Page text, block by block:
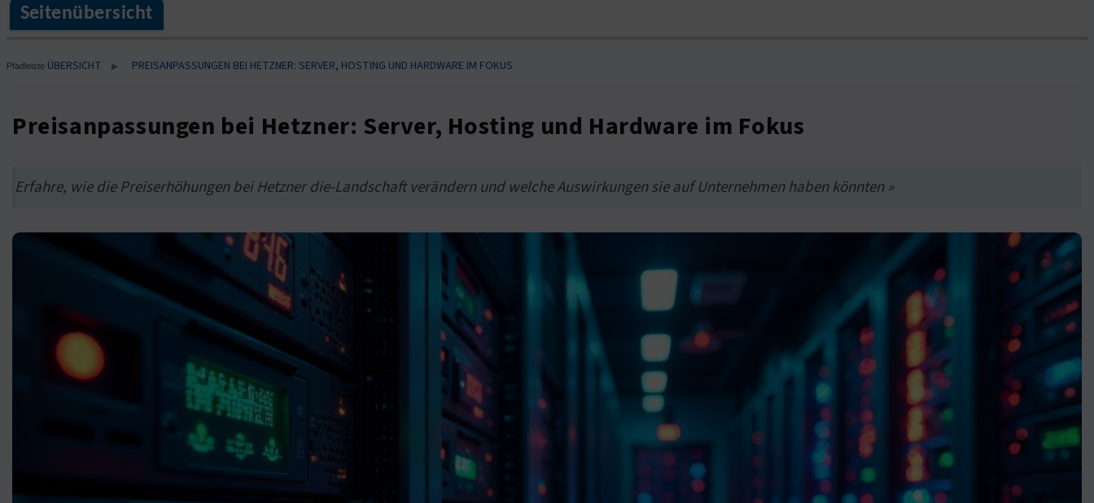
Seitenübersicht
Pfadleiste ÜBERSICHT ▶ PREISANPASSUNGEN BEI HETZNER: SERVER, HOSTING UND HARDWARE IM FOKUS
Preisanpassungen bei Hetzner: Server, Hosting und Hardware im Fokus
Erfahre, wie die Preiserhöhungen bei Hetzner die-Landschaft verändern und welche Auswirkungen sie auf Unternehmen haben könnten »